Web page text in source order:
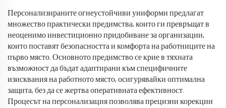
в Китай
Персонализираните огнеустойчиви униформи предлагат
множество практически предимства, които ги превръщат в
неоценимо инвестиционно придобиване за организации,
които поставят безопасността и комфорта на работниците на
първо място. Основното предимство се крие в тяхната
възможност да бъдат адаптирани към специфичните
изисквания на работното място, осигурявайки оптимална
защита, без да се жертва оперативната ефективност.
Процесът на персонализация позволява прецизни корекции